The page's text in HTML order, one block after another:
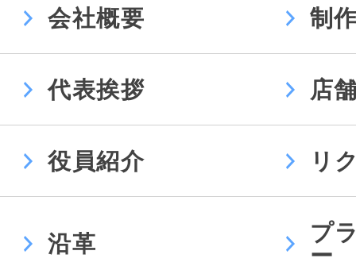
会社概要 制
代表挨拶 店
役員紹介 リ
沿革
プ
ー